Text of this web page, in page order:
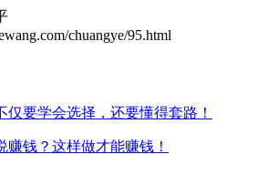
chuangye/95.html
仅要学会选择，还要懂得套路！
赚钱？这样做才能赚钱！